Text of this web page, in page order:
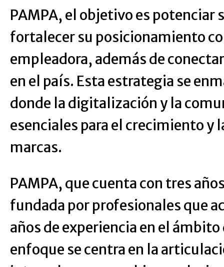
PAMPA, el objetivo es potenciar
fortalecer su posicionamiento
empleadora, además de
en el país. Esta estrategia se
donde la digitalización y la
esenciales para el crecimiento y
marcas.
PAMPA, que cuenta con tres
fundada por profesionales que
años de experiencia en el
enfoque se centra en la